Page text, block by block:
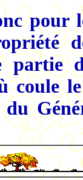
pour
coule
du